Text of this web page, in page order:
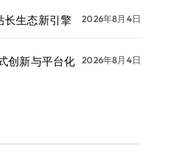
长生态新引擎 2026年8月4日
创新与平台化
2026年8月4日